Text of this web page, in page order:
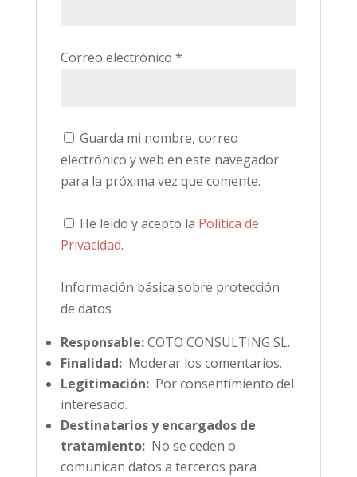
Correo electrónico *
Guarda mi nombre, correo
electrónico y web en este navegador
para la próxima vez que comente.
He leído y acepto la Política de
Privacidad.
Información básica sobre protección
de datos
Responsable:COTO CONSULTING SL.
Finalidad:Moderar los comentarios.
Legitimación:Por consentimiento del
interesado.
Destinatarios y encargados de
tratamiento:No se ceden o
comunican datos a terceros para